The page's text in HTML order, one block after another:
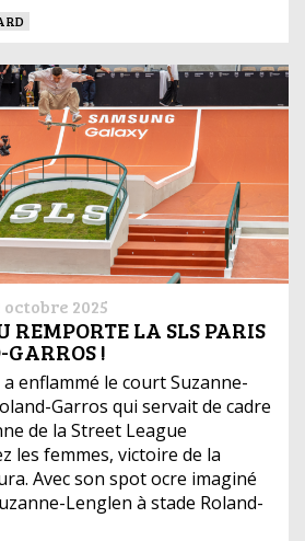
octobre 2025
LA SLS PARIS
!
enflammé le court Suzanne-
Garros qui servait de cadre
de la Street League
les femmes, victoire de la
Avec son spot ocre imaginé
Lenglen à stade Roland-